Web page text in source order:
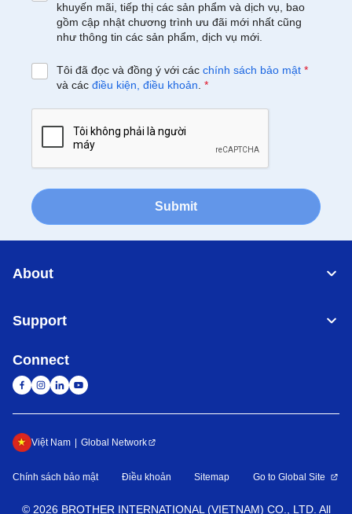
khuyến mãi, tiếp thị các sản phẩm và dịch vụ, bao
gồm cập nhật chương trình ưu đãi mới nhất cũng
như thông tin các sản phẩm, dịch vụ mới.
Tôi đã đọc và đồng ý với các chính sách bảo mật *
và các điều kiện, điều khoản *
Submit
About
Support
Connect
Việt Nam Global Network
Chính sách bảo mật Điều khoản Sitemap Go to Global Site
© 2026 BROTHER INTERNATIONAL (VIETNAM) CO., LTD. All